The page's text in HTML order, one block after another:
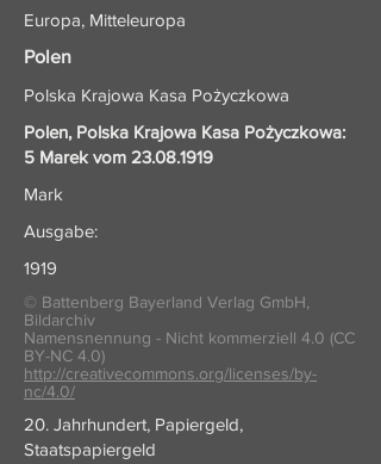
Europa, Mitteleuropa
Polen
Polska Krajowa Kasa Pożyczkowa
Polen, Polska Krajowa Kasa Pożyczkowa:
5 Marek vom 23.08.1919
Mark
Ausgabe:
1919
© Battenberg Bayerland Verlag GmbH,
Bildarchiv
Namensnennung - Nicht kommerziell 4.0 (CC
BY-NC 4.0)
http://creativecommons.org/licenses/by-
nc/4.0/
20. Jahrhundert, Papiergeld,
Staatspapiergeld